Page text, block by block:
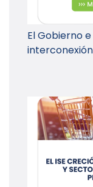
El Gobierno